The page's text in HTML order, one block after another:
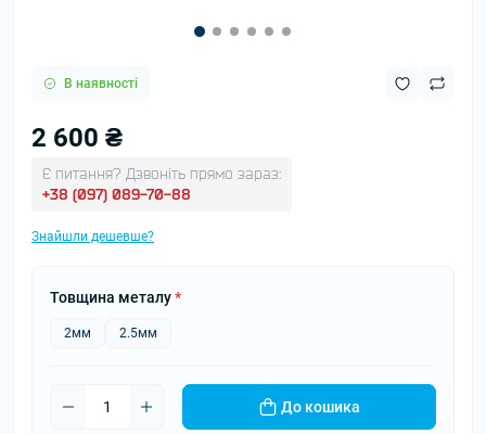
В наявності
2 600 ₴
Є питання? Дзвоніть прямо зараз:
+38 (097) 089-70-88
Знайшли дешевше?
Товщина металу*
2мм 2.5мм
До кошика